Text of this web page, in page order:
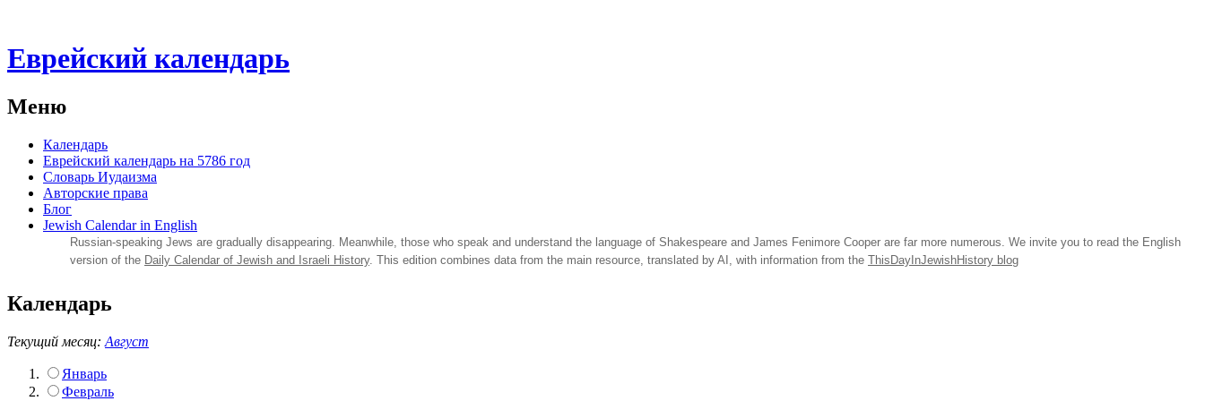
Еврейский календарь
Меню
Календарь
Еврейский календарь на 5786 год
Словарь Иудаизма
Авторские права
Блог
Jewish Calendar in English
Russian‑speaking Jews are gradually disappearing. Meanwhile, those who speak and understand the language of Shakespeare and James Fenimore Cooper are far more numerous. We invite you to read the English
version of the Daily Calendar of Jewish and Israeli History. This edition combines data from the main resource, translated by AI, with information from the ThisDayInJewishHistory blog
Календарь
Текущий месяц: Август
Январь
Февраль